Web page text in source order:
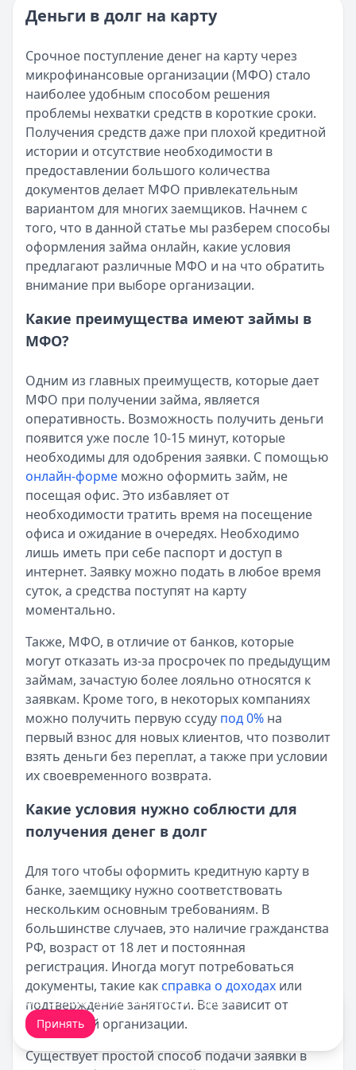
Категория:МФО и микрозаймы
Читать статью
Все статьи
Возврат переплаты в «Займере»: актуальная
Опубликовано:5 декабря 2025 г.
Категория:МФО
Читать новость
Срочный микрозайм 15 000 ₽ на карту: свежая
Кратко:Нужны 15 000 рублей на карту прямо сегодня?
Опубликовано:5 декабря 2025 г.
Категория:МФО
Читать новость
Рекордный рост доли клиентов МФО с iPhone: что
Кратко:В III квартале 2025 года владельцы iPhone
Опубликовано:5 декабря 2025 г.
Категория:МФО
Читать новость
Кратко:Авторизация через Госуслуги ускоряет
Опубликовано:
Читать новость
Смс о «одобренном займе» от Bigmani Ru: как
Кратко:Пришло СМС об одобрении займа от Bigmani
Опубликовано:23 ноября 2025 г.
Категория:МФО
Читать новость
Все новости
Деньги в долг на карту
Срочное поступление денег на карту через
микрофинансовые организации (МФО) стало
наиболее удобным способом решения
проблемы нехватки средств в короткие сроки.
Получения средств даже при плохой кредитной
истории и отсутствие необходимости в
предоставлении большого количества
документов делает МФО привлекательным
вариантом для многих заемщиков. Начнем с
того, что в данной статье мы разберем способы
оформления займа онлайн, какие условия
предлагают различные МФО и на что обратить
внимание при выборе организации.
Какие преимущества имеют займы в
МФО?
Одним из главных преимуществ, которые дает
МФО при получении займа, является
оперативность. Возможность получить деньги
появится уже после 10-15 минут, которые
необходимы для одобрения заявки. С помощью
онлайн-форме можно оформить займ, не
посещая офис. Это избавляет от
необходимости тратить время на посещение
офиса и ожидание в очередях. Необходимо
лишь иметь при себе паспорт и доступ в
интернет. Заявку можно подать в любое время
суток, а средства поступят на карту
моментально.
Также, МФО, в отличие от банков, которые
могут отказать из-за просрочек по предыдущим
займам, зачастую более лояльно относятся к
заявкам. Кроме того, в некоторых компаниях
можно получить первую ссуду под 0% на
первый взнос для новых клиентов, что позволит
взять деньги без переплат, а также при условии
их своевременного возврата.
Какие условия нужно соблюсти для
получения денег в долг
Для того чтобы оформить кредитную карту в
банке, заемщику нужно соответствовать
нескольким основным требованиям. В
большинстве случаев, это наличие гражданства
РФ, возраст от 18 лет и постоянная
регистрация. Иногда могут потребоваться
документы, такие как справка о доходах или
подтверждение занятости. Все зависит от
конкретной организации.
Существует простой способ подачи заявки в
Мы обрабатываем ваши cookie-файлы.
Принять